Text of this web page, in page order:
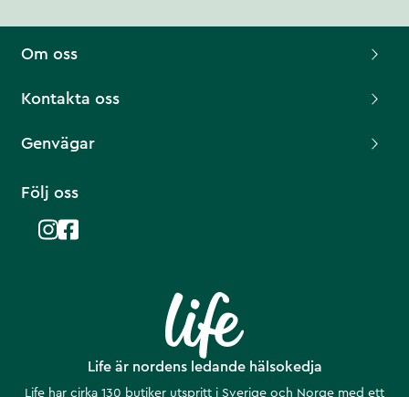
Life är nordens ledande hälsokedja
Life har cirka 130 butiker utspritt i Sverige och Norge med ett
Om oss
Kontakta oss
Genvägar
Följ oss